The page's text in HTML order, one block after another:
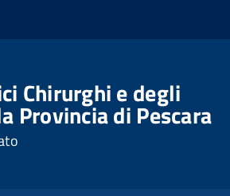
Chirurghi e degli
Provincia di Pescara